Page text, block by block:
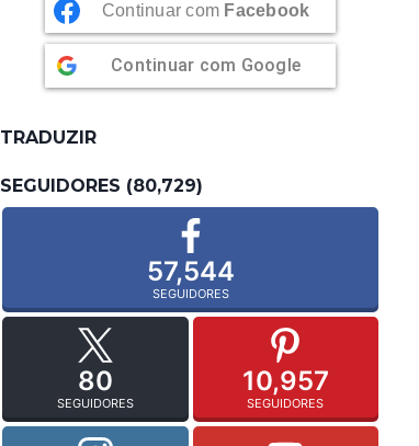
Continuar com Facebook
Continuar com Google
TRADUZIR
SEGUIDORES (80,729)
57,544
SEGUIDORES
80
SEGUIDORES
10,957
SEGUIDORES